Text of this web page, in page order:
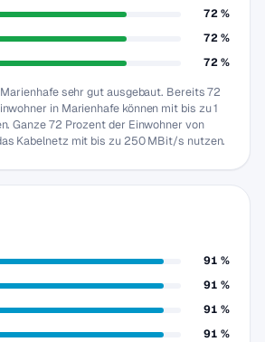
72 %
72 %
72 %
sehr gut ausgebaut. Bereits 72
in Marienhafe können mit bis zu 1
Ganze 72 Prozent der Einwohner von
Kabelnetz mit bis zu 250 MBit/s nutzen.
91 %
91 %
91 %
91 %